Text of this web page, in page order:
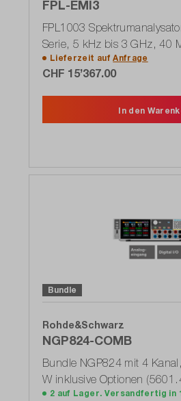
FPL-EMI3
FPL1003
Serie, 5 kHz bis 3 GHz, 40
(1304.0004P61)
Lieferzeit aufAnfrage
CHF 15’367.00
In den
Bundle
Rohde&Schwarz
NGP824-COMB
Bundle NGP824 mit 4
W inklusive Optionen
2 auf Lager. Versandfertig in